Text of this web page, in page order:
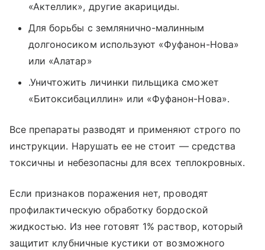
«Актеллик», другие акарициды.
Для борьбы с землянично-малинным
долгоносиком используют «Фуфанон-Нова»
или «Алатар»
.Уничтожить личинки пильщика сможет
«Битоксибациллин» или «Фуфанон-Нова».
Все препараты разводят и применяют строго по
инструкции. Нарушать ее не стоит — средства
токсичны и небезопасны для всех теплокровных.
Если признаков поражения нет, проводят
профилактическую обработку бордоской
жидкостью. Из нее готовят 1% раствор, который
защитит клубничные кустики от возможного